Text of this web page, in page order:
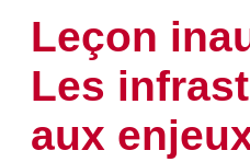
Leçon
Les
aux